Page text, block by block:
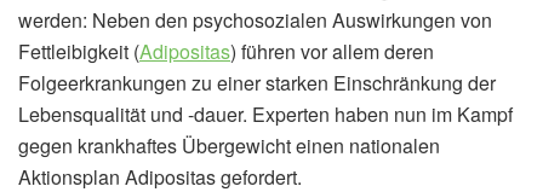
werden: Neben den psychosozialen Auswirkungen von
Fettleibigkeit (Adipositas) führen vor allem deren
Folgeerkrankungen zu einer starken Einschränkung der
Lebensqualität und -dauer. Experten haben nun im Kampf
gegen krankhaftes Übergewicht einen nationalen
Aktionsplan Adipositas gefordert.